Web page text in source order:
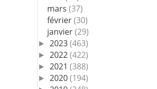
mars(37)
février(30)
janvier(29)
► 2023(463)
► 2022(422)
► 2021 (388)
► 2020(194)